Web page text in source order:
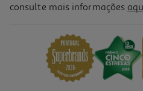
Livro Um Homem Chamado Ove
PVP de editor
16,96 €
consulte mais informações